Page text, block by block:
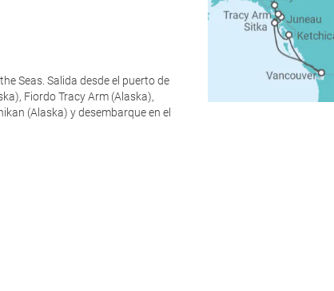
Seas. Salida desde el puerto de
Fiordo Tracy Arm (Alaska),
(Alaska) y desembarque en el